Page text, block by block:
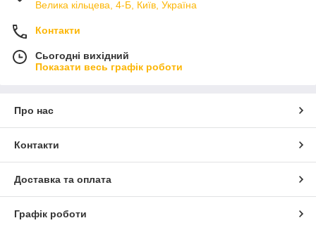
Велика кільцева, 4-Б, Київ, Україна
Контакти
Сьогодні вихідний
Показати весь графік роботи
Про нас
Контакти
Доставка та оплата
Графік роботи